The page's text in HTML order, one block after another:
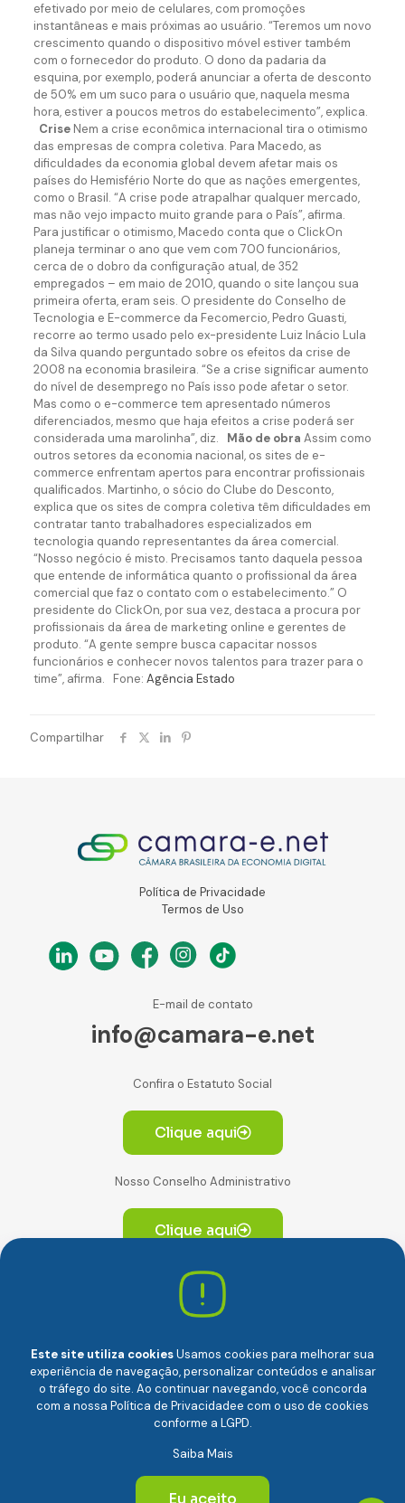
efetivado por meio de celulares, com promoções
instantâneas e mais próximas ao usuário. “Teremos um novo
crescimento quando o dispositivo móvel estiver também
com o fornecedor do produto. O dono da padaria da
esquina, por exemplo, poderá anunciar a oferta de desconto
de 50% em um suco para o usuário que, naquela mesma
hora, estiver a poucos metros do estabelecimento”, explica.
CriseNem a crise econômica internacional tira o otimismo
das empresas de compra coletiva. Para Macedo, as
dificuldades da economia global devem afetar mais os
países do Hemisfério Norte do que as nações emergentes,
como o Brasil. “A crise pode atrapalhar qualquer mercado,
mas não vejo impacto muito grande para o País”, afirma.
Para justificar o otimismo, Macedo conta que o ClickOn
planeja terminar o ano que vem com 700 funcionários,
cerca de o dobro da configuração atual, de 352
empregados – em maio de 2010, quando o site lançou sua
primeira oferta, eram seis. O presidente do Conselho de
Tecnologia e E-commerce da Fecomercio, Pedro Guasti,
recorre ao termo usado pelo ex-presidente Luiz Inácio Lula
da Silva quando perguntado sobre os efeitos da crise de
2008 na economia brasileira. “Se a crise significar aumento
do nível de desemprego no País isso pode afetar o setor.
Mas como o e-commerce tem apresentado números
diferenciados, mesmo que haja efeitos a crise poderá ser
considerada uma marolinha”, diz. Mão de obra Assim como
outros setores da economia nacional, os sites de e-
commerce enfrentam apertos para encontrar profissionais
qualificados. Martinho, o sócio do Clube do Desconto,
explica que os sites de compra coletiva têm dificuldades em
contratar tanto trabalhadores especializados em
tecnologia quando representantes da área comercial.
“Nosso negócio é misto. Precisamos tanto daquela pessoa
que entende de informática quanto o profissional da área
comercial que faz o contato com o estabelecimento.” O
presidente do ClickOn, por sua vez, destaca a procura por
profissionais da área de marketing online e gerentes de
produto. “A gente sempre busca capacitar nossos
funcionários e conhecer novos talentos para trazer para o
time”, afirma. Fone: Agência Estado
Compartilhar
Política de Privacidade
Termos de Uso
E-mail de contato
info@camara-e.net
Confira o Estatuto Social
Clique aqui
Nosso Conselho Administrativo
Clique aqui
Av. Paulista, 2064. Conjunto 14, (Edifício Paulista) -
CEP 01310-928 Consolação – São Paulo/SP
Câmara Brasileira da Economia Digital (camara-e.net) |
Este site utiliza cookiesUsamos cookies para melhorar sua
experiência de navegação, personalizar conteúdos e analisar
o tráfego do site. Ao continuar navegando, você concorda
com a nossa Política de Privacidadee com o uso de cookies
conforme a LGPD.
Saiba Mais
Eu aceito